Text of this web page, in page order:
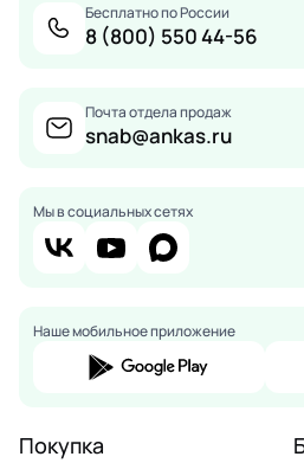
Бесплатно по России
8 (800) 550 44-56
Почта отдела продаж
snab@ankas.ru
Мы в социальных сетях
Наше мобильное приложение
Покупка